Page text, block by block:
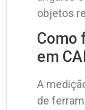
objetos
Como
em
A
de